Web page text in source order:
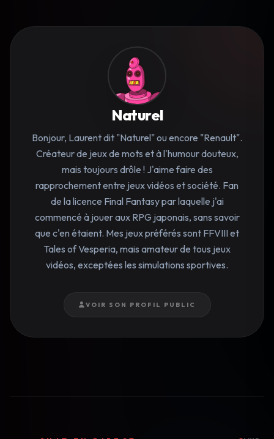
Naturel
Bonjour, Laurent dit "Naturel" ou encore "Renault".
Créateur de jeux de mots et à l'humour douteux,
mais toujours drôle ! J'aime faire des
rapprochement entre jeux vidéos et société. Fan
de la licence Final Fantasy par laquelle j'ai
commencé à jouer aux RPG japonais, sans savoir
que c'en étaient. Mes jeux préférés sont FFVIII et
Tales of Vesperia, mais amateur de tous jeux
vidéos, exceptées les simulations sportives.
VOIR SON PROFIL PUBLIC